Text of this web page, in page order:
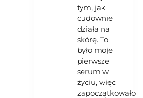
tym, jak
cudownie
działa na
skórę. To
było moje
pierwsze
serum w
życiu, więc
zapoczątkowało